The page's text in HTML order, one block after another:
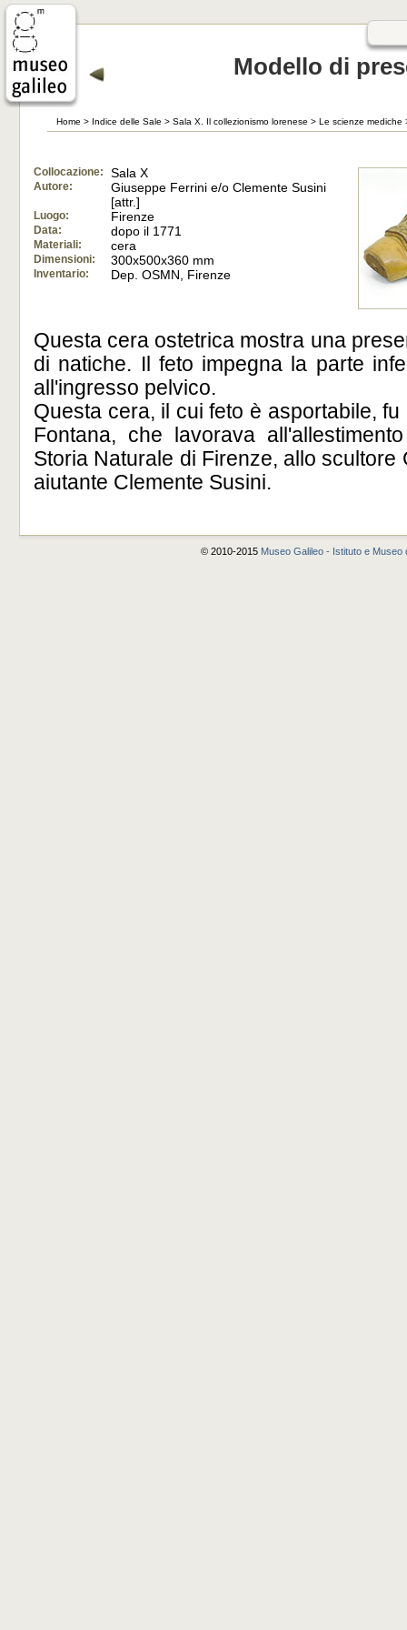
Modello di
Home > Indice delle Sale > Sala X. Il collezionismo lorenese > Le scienze mediche
Collocazione: Sala X
Autore:
Giuseppe Ferrini e/o Clemente Susini
[attr.]
Luogo: Firenze
Data: dopo il 1771
Materiali: cera
Dimensioni: 300x500x360 mm
Inventario: Dep. OSMN, Firenze
Questa cera ostetrica mostra una
di natiche. Il feto impegna la parte
all'ingresso pelvico.
Questa cera, il cui feto è asportabile,
Fontana, che lavorava
Storia Naturale di Firenze, allo
aiutante Clemente Susini.
© 2010-2015 Museo Galileo - Istituto e Museo